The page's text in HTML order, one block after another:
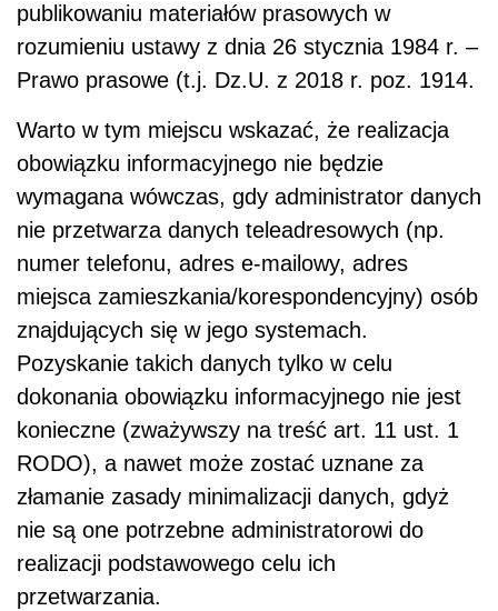
publikowaniu materiałów prasowych w
rozumieniu ustawy z dnia 26 stycznia 1984 r. –
Prawo prasowe (t.j. Dz.U. z 2018 r. poz. 1914.
Warto w tym miejscu wskazać, że realizacja
obowiązku informacyjnego nie będzie
wymagana wówczas, gdy administrator danych
nie przetwarza danych teleadresowych (np.
numer telefonu, adres e-mailowy, adres
miejsca zamieszkania/korespondencyjny) osób
znajdujących się w jego systemach.
Pozyskanie takich danych tylko w celu
dokonania obowiązku informacyjnego nie jest
konieczne (zważywszy na treść art. 11 ust. 1
RODO), a nawet może zostać uznane za
złamanie zasady minimalizacji danych, gdyż
nie są one potrzebne administratorowi do
realizacji podstawowego celu ich
przetwarzania.